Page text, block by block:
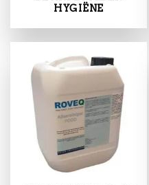
HYGIËNE